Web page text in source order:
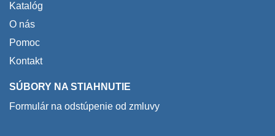
Katalóg
O nás
Pomoc
Kontakt
SÚBORY NA STIAHNUTIE
Formulár na odstúpenie od zmluvy